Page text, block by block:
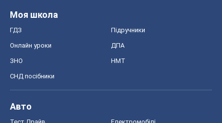
Моя школа
ГДЗ Підручники
Онлайн уроки ДПА
ЗНО НМТ
СНД посібники
Авто